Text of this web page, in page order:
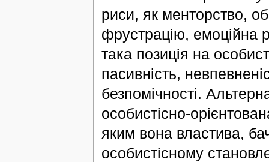
риси, як менторство,
фрустрацію, емоційна
така позиція на
пасивність,
безпомічності.
особистісно-
яким вона властива,
особистісному